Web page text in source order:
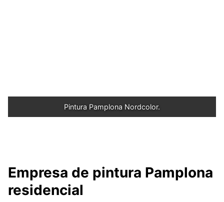
Pintura Pamplona Nordcolor.
Empresa de pintura Pamplona
residencial